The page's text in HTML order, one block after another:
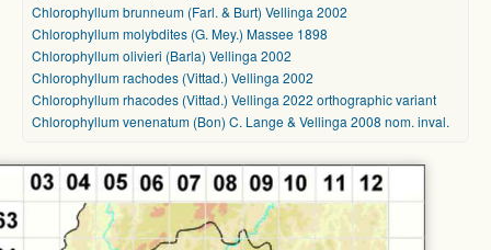
Chlorophyllum brunneum (Farl. & Burt) Vellinga 2002
Chlorophyllum molybdites (G. Mey.) Massee 1898
Chlorophyllum olivieri (Barla) Vellinga 2002
Chlorophyllum rachodes (Vittad.) Vellinga 2002
Chlorophyllum rhacodes (Vittad.) Vellinga 2022 orthographic variant
Chlorophyllum venenatum (Bon) C. Lange & Vellinga 2008 nom. inval.